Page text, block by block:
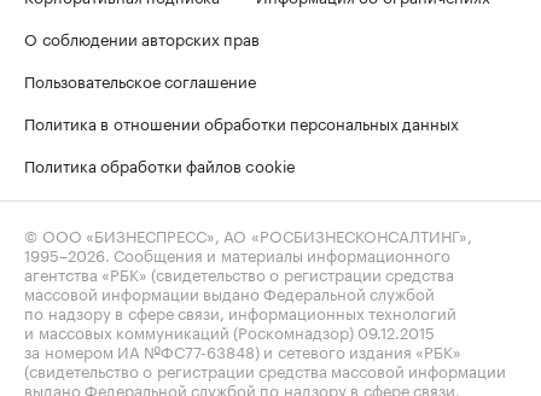
О соблюдении авторских прав
Пользовательское соглашение
Политика в отношении обработки персональных данных
Политика обработки файлов cookie
© ООО «БИЗНЕСПРЕСС», АО «РОСБИЗНЕСКОНСАЛТИНГ»,
1995–2026 . Сообщения и материалы информационного
агентства «РБК» (свидетельство о регистрации средства
массовой информации выдано Федеральной службой
по надзору в сфере связи, информационных технологий
и массовых коммуникаций (Роскомнадзор) 09.12.2015
за номером ИА №ФС77-63848) и сетевого издания «РБК»
(свидетельство о регистрации средства массовой информации
выдано Федеральной службой по надзору в сфере связи,